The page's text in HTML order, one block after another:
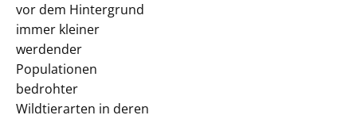
vor dem Hintergrund
immer kleiner
werdender
Populationen
bedrohter
Wildtierarten in deren